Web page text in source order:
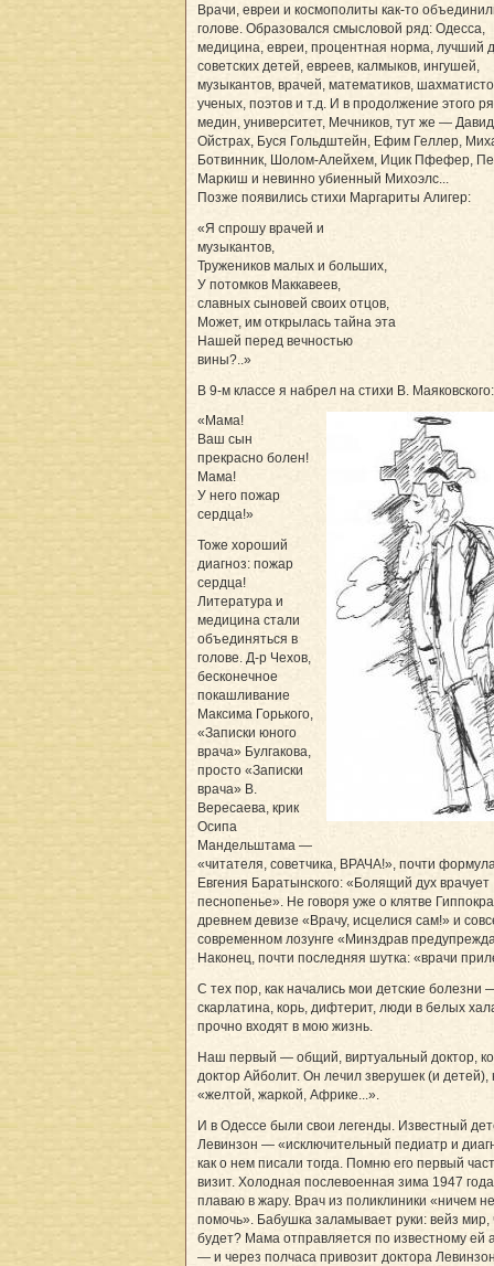
Врачи, евреи и космополиты как-то
голове. Образовался смысловой ряд: Одесса,
медицина, евреи, процентная норма, лучший
советских детей, евреев, калмыков, ингушей,
музыкантов, врачей, математиков,
ученых, поэтов и т.д. И в продолжение этого
медин, университет, Мечников, тут же — Давид
Ойстрах, Буся Гольдштейн, Ефим Геллер,
Ботвинник, Шолом-Алейхем, Ицик Пфефер,
Маркиш и невинно убиенный Михоэлс...
Позже появились стихи Маргариты Алигер:
«Я спрошу врачей и
музыкантов,
Тружеников малых и больших,
У потомков Маккавеев,
славных сыновей своих отцов,
Может, им открылась тайна эта
Нашей перед вечностью
вины?..»
В 9-м классе я набрел на стихи В. Маяковского:
«Мама!
Ваш сын
прекрасно болен!
Мама!
У него пожар
сердца!»
Тоже хороший
диагноз: пожар
сердца!
Литература и
медицина стали
объединяться в
голове. Д-р Чехов,
бесконечное
покашливание
Максима Горького,
«Записки юного
врача» Булгакова,
просто «Записки
врача» В.
Вересаева, крик
Осипа
Мандельштама —
«читателя, советчика, ВРАЧА!», почти
Евгения Баратынского: «Болящий дух врачует
песнопенье». Не говоря уже о клятве
древнем девизе «Врачу, исцелися сам!» и
современном лозунге «Минздрав
Наконец, почти последняя шутка: «врачи
С тех пор, как начались мои детские болезни
скарлатина, корь, дифтерит, люди в белых
прочно входят в мою жизнь.
Наш первый — общий, виртуальный доктор,
доктор Айболит. Он лечил зверушек (и детей),
«желтой, жаркой, Африке...».
И в Одессе были свои легенды. Известный
Левинзон — «исключительный педиатр и
как о нем писали тогда. Помню его первый
визит. Холодная послевоенная зима 1947
плаваю в жару. Врач из поликлиники «ничем
помочь». Бабушка заламывает руки: вейз мир,
будет? Мама отправляется по известному ей
— и через полчаса привозит доктора